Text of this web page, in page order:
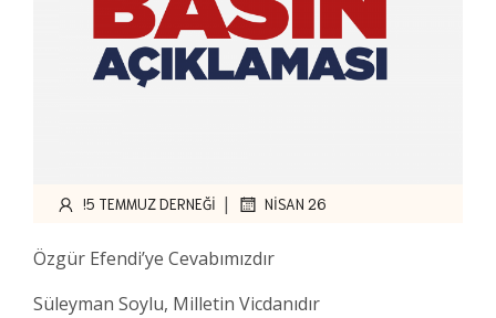
!5 TEMMUZ DERNEĞI | NISAN 26
Özgür Efendi’ye Cevabımızdır
Süleyman Soylu, Milletin Vicdanıdır